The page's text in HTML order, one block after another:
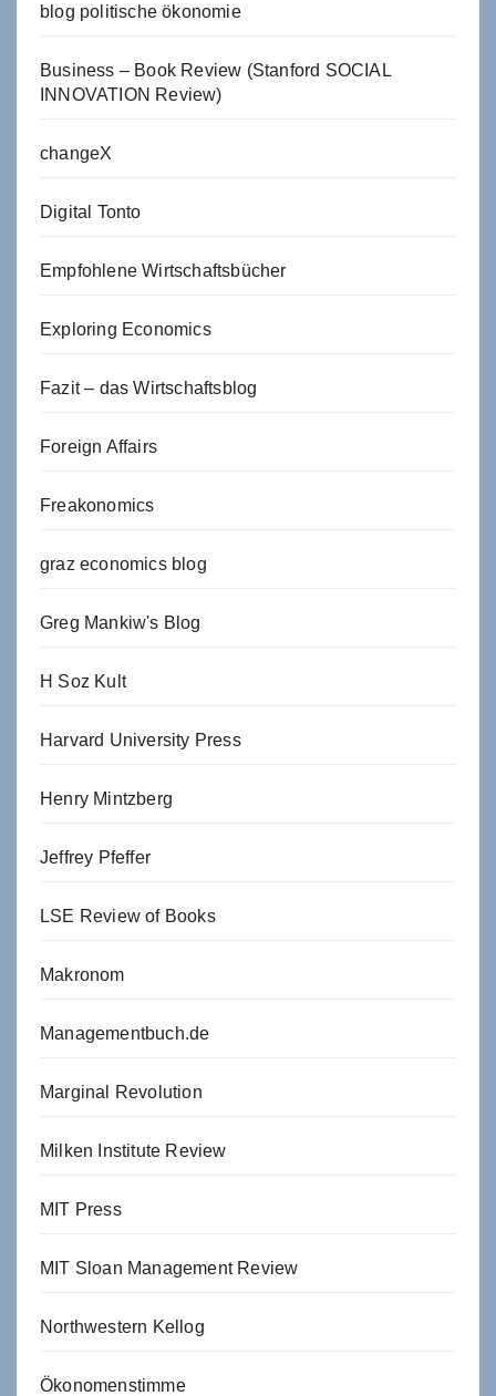
blog politische ökonomie
Business – Book Review (Stanford SOCIAL
INNOVATION Review)
changeX
Digital Tonto
Empfohlene Wirtschaftsbücher
Exploring Economics
Fazit – das Wirtschaftsblog
Foreign Affairs
Freakonomics
graz economics blog
Greg Mankiw's Blog
H Soz Kult
Harvard University Press
Henry Mintzberg
Jeffrey Pfeffer
LSE Review of Books
Makronom
Managementbuch.de
Marginal Revolution
Milken Institute Review
MIT Press
MIT Sloan Management Review
Northwestern Kellog
Ökonomenstimme